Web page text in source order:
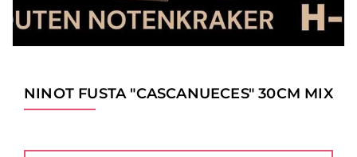
NINOT FUSTA "CASCANUECES" 30CM MIX